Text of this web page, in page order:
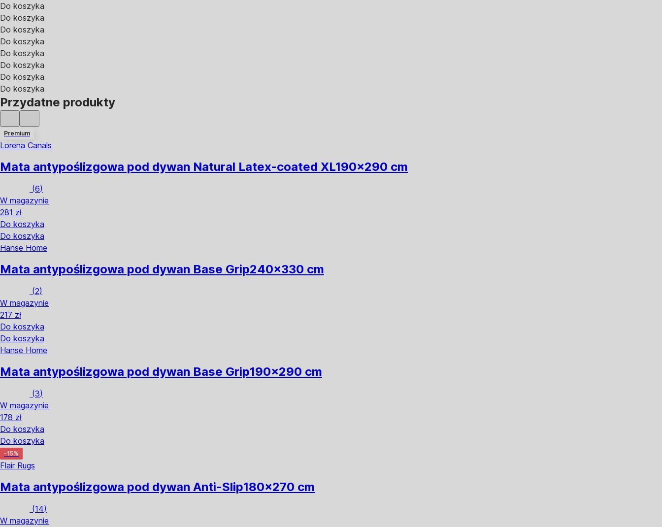
Do koszyka
Do koszyka
Do koszyka
Do koszyka
Do koszyka
Do koszyka
Do koszyka
Do koszyka
Przydatne produkty
Premium
Lorena Canals
Mata antypoślizgowa pod dywan Natural Latex-coated XL190x290 cm
(6)
W magazynie
281 zł
Do koszyka
Do koszyka
Hanse Home
Mata antypoślizgowa pod dywan Base Grip240x330 cm
(2)
W magazynie
217 zł
Do koszyka
Do koszyka
Hanse Home
Mata antypoślizgowa pod dywan Base Grip190x290 cm
(3)
W magazynie
178 zł
Do koszyka
Do koszyka
-15%
Flair Rugs
Mata antypoślizgowa pod dywan Anti-Slip180x270 cm
(14)
W magazynie